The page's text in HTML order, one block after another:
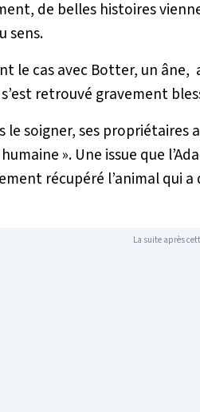
de belles histoires
sens.
le cas avec Botter, un
retrouvé gravement
le soigner, ses propriétaires
». Une issue que
récupéré l’animal qui
La suite après